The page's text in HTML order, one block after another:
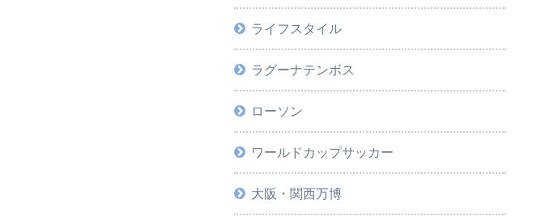
ライフスタイル
ラグーナテンボス
ローソン
ワールドカップサッカー
大阪・関西万博